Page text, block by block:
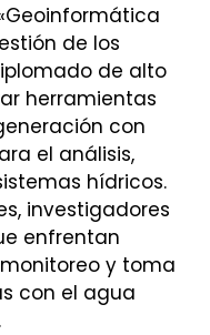
de los
de alto
herramientas
con
el análisis,
hídricos.
investigadores
enfrentan
y toma
con el agua